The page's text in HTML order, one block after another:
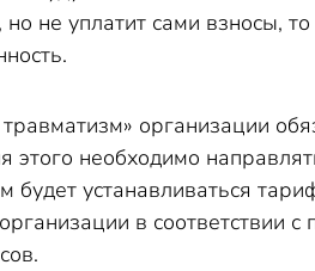
но не уплатит сами
организации
необходимо
будет устанавливаться
в соответствии